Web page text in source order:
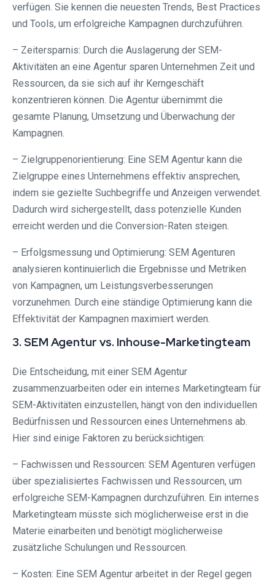
verfügen. Sie kennen die neuesten Trends, Best Practices
und Tools, um erfolgreiche Kampagnen durchzuführen.
– Zeitersparnis: Durch die Auslagerung der SEM-
Aktivitäten an eine Agentur sparen Unternehmen Zeit und
Ressourcen, da sie sich auf ihr Kerngeschäft
konzentrieren können. Die Agentur übernimmt die
gesamte Planung, Umsetzung und Überwachung der
Kampagnen.
– Zielgruppenorientierung: Eine SEM Agentur kann die
Zielgruppe eines Unternehmens effektiv ansprechen,
indem sie gezielte Suchbegriffe und Anzeigen verwendet.
Dadurch wird sichergestellt, dass potenzielle Kunden
erreicht werden und die Conversion-Raten steigen.
– Erfolgsmessung und Optimierung: SEM Agenturen
analysieren kontinuierlich die Ergebnisse und Metriken
von Kampagnen, um Leistungsverbesserungen
vorzunehmen. Durch eine ständige Optimierung kann die
Effektivität der Kampagnen maximiert werden.
3. SEM Agentur vs. Inhouse-Marketingteam
Die Entscheidung, mit einer SEM Agentur
zusammenzuarbeiten oder ein internes Marketingteam für
SEM-Aktivitäten einzustellen, hängt von den individuellen
Bedürfnissen und Ressourcen eines Unternehmens ab.
Hier sind einige Faktoren zu berücksichtigen:
– Fachwissen und Ressourcen: SEM Agenturen verfügen
über spezialisiertes Fachwissen und Ressourcen, um
erfolgreiche SEM-Kampagnen durchzuführen. Ein internes
Marketingteam müsste sich möglicherweise erst in die
Materie einarbeiten und benötigt möglicherweise
zusätzliche Schulungen und Ressourcen.
– Kosten: Eine SEM Agentur arbeitet in der Regel gegen